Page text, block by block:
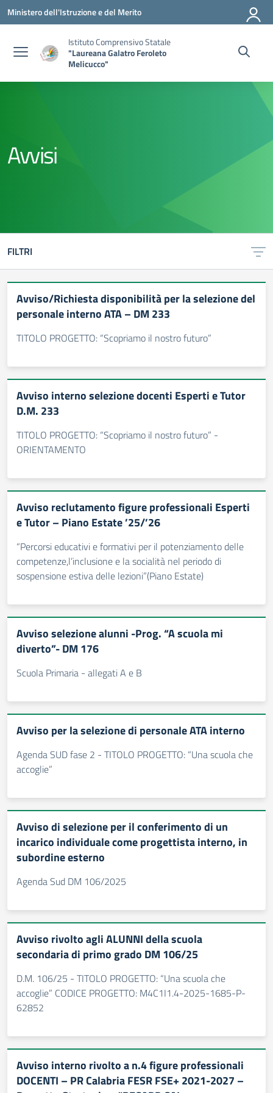
Vai ai contenuti
Vai al menu di navigazione
Vai al footer
Ministero dell'Istruzione e del Merito
Istituto Comprensivo Statale
"Laureana Galatro Feroleto
Melicucco"
Avvisi
FILTRI
Avviso/Richiesta disponibilità per la selezione del
personale interno ATA – DM 233
TITOLO PROGETTO: “Scopriamo il nostro futuro”
Avviso interno selezione docenti Esperti e Tutor
D.M. 233
TITOLO PROGETTO: “Scopriamo il nostro futuro” -
ORIENTAMENTO
Avviso reclutamento figure professionali Esperti
e Tutor – Piano Estate ’25/’26
“Percorsi educativi e formativi per il potenziamento delle
competenze,l’inclusione e la socialità nel periodo di
sospensione estiva delle lezioni”(Piano Estate)
Avviso selezione alunni -Prog. “A scuola mi
diverto”- DM 176
Scuola Primaria - allegati A e B
Avviso per la selezione di personale ATA interno
Agenda SUD fase 2 - TITOLO PROGETTO: “Una scuola che
accoglie”
Avviso di selezione per il conferimento di un
incarico individuale come progettista interno, in
subordine esterno
Agenda Sud DM 106/2025
Avviso rivolto agli ALUNNI della scuola
secondaria di primo grado DM 106/25
D.M. 106/25 - TITOLO PROGETTO: “Una scuola che
accoglie” CODICE PROGETTO: M4C1I1.4-2025-1685-P-
62852
Avviso interno rivolto a n.4 figure professionali
DOCENTI – PR Calabria FESR FSE+ 2021-2027 –